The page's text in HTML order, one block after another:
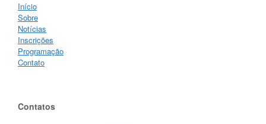
Início
Sobre
Notícias
Inscrições
Programação
Contato
Contatos